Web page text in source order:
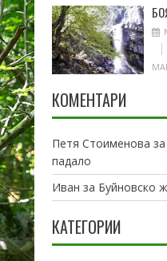
КОМЕНТАРИ
Петя Стоименова за
падало
Иван за Буйновско
КАТЕГОРИИ